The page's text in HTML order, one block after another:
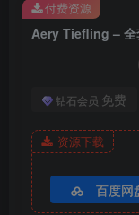
Aery Tiefling – 全
钻石会员 免费
资源下载
百度网
付费资源